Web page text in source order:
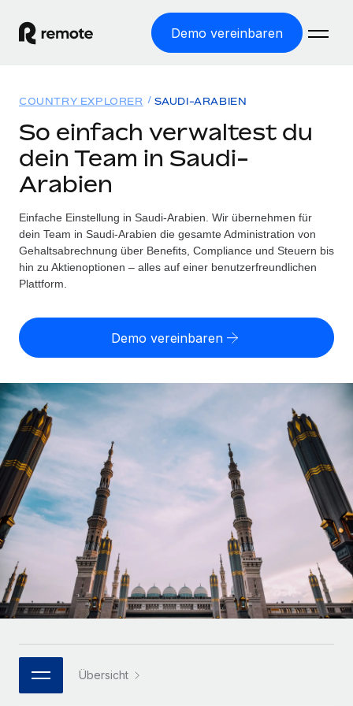
Demo vereinbaren
WELTWEITE BESCHÄFTIGUNG
Globale Payroll
Employer of Record
Weltweites Wachstum ohne Kosten für Niederlassungen
Contractor of Record
Contractor Management
Globales Onboarding und Verwalten von
PEO
Auslagern von komplexen HR-Aufgaben
INFRASTRUKTUR
Remote Embedded
Nahtlose Integration der HR in bestehende Abläufe
Plattform
Integrierte HR-Kernfunktionen für dein Team
Verknüpfen Neu
MCP
Integrationen
Lösungen
Country Explorer
Länderspezifische Unterstützung bei der Einstellung
Explorer für US-Bundesstaaten
Vergleiche mit unseren Mitbewerbern
WACHSTUMSPHASE
Startups
Agile HR- und Payroll-Lösungen für wachsende
Unternehmen
Mittelstand
Maßgeschneiderte HR-Lösungen, um Teams zu
vergrößern
Enterprise
Globale HR für Konzerne und Großunternehmen
Strategische Technologiepartner
Flexible Einbettung von Global-HR-Funktionen in deine
Plattform
Ressourcen
TOOLS UND RECHNER
Scheinselbstständigkeitsrisiko berechnen
Länderspezifische Einschätzung des
Personalkostenrechner
Honorarzahlungen berechnen
Informationen zu möglichen Währungen und
Abwicklungsfristen für globale Freelancer:innen
LERNEN MIT REMOTE
Forschung und Leitfäden
Fallstudien
HR-Glossar
Checklisten und Vorlagen
Bibliothek für Stellenbeschreibungen
Webinare
Preise
English
Nederlands
Français
Deutsch
Español
Português (Portugal)
日本語
한국어
COUNTRY EXPLORER SAUDI-ARABIEN
So einfach verwaltest du
dein Team in Saudi-
Arabien
Einfache Einstellung in Saudi-Arabien. Wir übernehmen für
dein Team in Saudi-Arabien die gesamte Administration von
Gehaltsabrechnung über Benefits, Compliance und Steuern bis
hin zu Aktienoptionen – alles auf einer benutzerfreundlichen
Plattform.
Demo vereinbaren
Übersicht